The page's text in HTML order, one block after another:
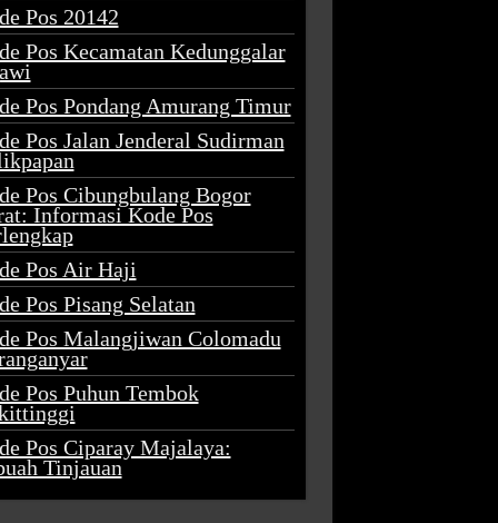
Pos 20142
Pos Kecamatan Kedunggalar
Pos Pondang Amurang Timur
Pos Jalan Jenderal Sudirman
Pos Cibungbulang Bogor
Informasi Kode Pos
Pos Air Haji
Pos Pisang Selatan
Pos Malangjiwan Colomadu
Pos Puhun Tembok
Pos Ciparay Majalaya:
Tinjauan